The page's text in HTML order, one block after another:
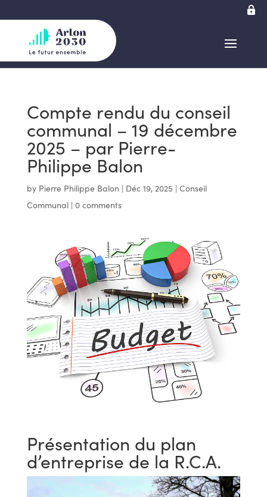
Compte rendu du conseil
communal – 19 décembre
2025 – par Pierre-
Philippe Balon
by Pierre Philippe Balon | Déc 19, 2025 | Conseil
Communal| 0 comments
Présentation du plan
d’entreprise de la R.C.A.